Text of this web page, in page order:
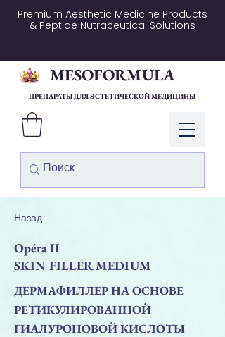
Premium Aesthetic Medicine Products
& Peptide Nutraceutical Solutions
Войти
MESOFORMULA
ПРЕПАРАТЫ ДЛЯ ЭСТЕТИЧЕСКОЙ МЕДИЦИНЫ
Opéra II
SKIN FILLER MEDIUM
ДЕРМАФИЛЛЕР НА ОСНОВЕ
РЕТИКУЛИРОВАННОЙ
ГИАЛУРОНОВОЙ КИСЛОТЫ
Назад